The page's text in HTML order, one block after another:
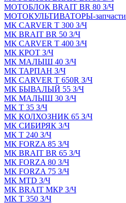
МОТОБЛОК BRAIT BR 80 З/Ч
МОТОКУЛЬТИВАТОРЫ-запчасти
МК CARVER Т 300 З/Ч
МК BRAIT BR 50 З/Ч
МК CARVER Т 400 З/Ч
МК КРОТ З/Ч
МК МАЛЫШ 40 З/Ч
МК ТАРПАН З/Ч
МК CARVER Т 650R З/Ч
МК БЫВАЛЫЙ 55 З/Ч
МК МАЛЫШ 30 З/Ч
МК Т 35 З/Ч
МК КОЛХОЗНИК 65 З/Ч
МК СИБИРЯК З/Ч
МК Т 240 З/Ч
МК FORZA 85 З/Ч
МК BRAIT BR 65 З/Ч
МК FORZA 80 З/Ч
МК FORZA 75 З/Ч
МК MТD З/Ч
МК BRAIT МКР З/Ч
МК Т 350 З/Ч